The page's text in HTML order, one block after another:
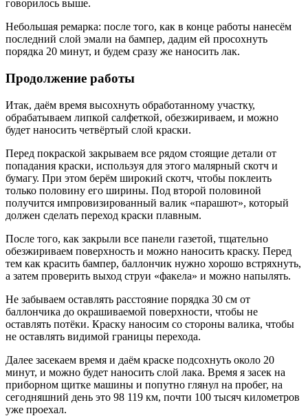
говорилось выше.
Небольшая ремарка: после того, как в конце работы нанесём
последний слой эмали на бампер, дадим ей просохнуть
порядка 20 минут, и будем сразу же наносить лак.
Продолжение работы
Итак, даём время высохнуть обработанному участку,
обрабатываем липкой салфеткой, обезжириваем, и можно
будет наносить четвёртый слой краски.
Перед покраской закрываем все рядом стоящие детали от
попадания краски, используя для этого малярный скотч и
бумагу. При этом берём широкий скотч, чтобы поклеить
только половину его ширины. Под второй половиной
получится импровизированный валик «парашют», который
должен сделать переход краски плавным.
После того, как закрыли все панели газетой, тщательно
обезжириваем поверхность и можно наносить краску. Перед
тем как красить бампер, баллончик нужно хорошо встряхнуть,
а затем проверить выход струи «факела» и можно напылять.
Не забываем оставлять расстояние порядка 30 см от
баллончика до окрашиваемой поверхности, чтобы не
оставлять потёки. Краску наносим со стороны валика, чтобы
не оставлять видимой границы перехода.
Далее засекаем время и даём краске подсохнуть около 20
минут, и можно будет наносить слой лака. Время я засек на
приборном щитке машины и попутно глянул на пробег, на
сегодняшний день это 98 119 км, почти 100 тысяч километров
уже проехал.